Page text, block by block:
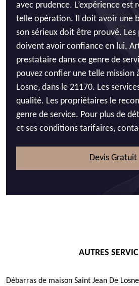
avec prudence. L’expérience est
telle opération. Il doit avoir une
son sérieux doit être prouvé.
doivent avoir confiance en lui.
prestataire dans ce genre de
pouvez confier une telle mission
Losne, dans le 21170. Les
qualité. Les propriétaires le
genre de service. Pour plus de
et ses conditions tarifaires,
Devis Gratuit
AUTRES
Débarras de maison Saint Jean De Losne